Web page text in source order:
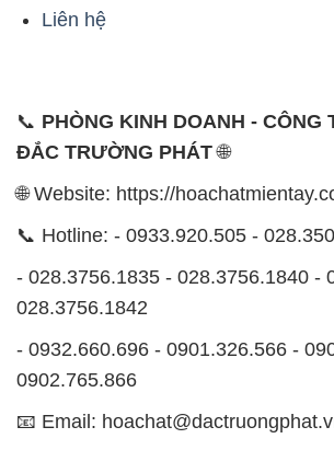
ĐẮC TRƯỜNG PHÁT
- 028.3756.1835 - 028.3756.1840 -
0902.765.866
📧 Email:
ĐỊA CHỈ
1229C Quốc lộ 1A, Phường
Quận Bình Tân, TP. Hồ Chí